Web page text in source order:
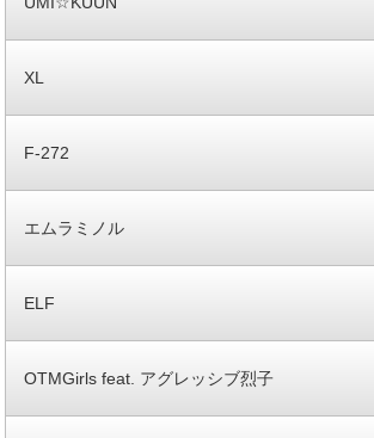
XL
F-272
エムラミノル
ELF
OTMGirls feat. アグレッシブ烈子